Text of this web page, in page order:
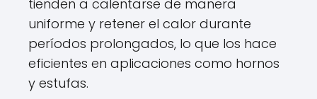
tienden a calentarse de manera
uniforme y retener el calor durante
períodos prolongados, lo que los hace
eficientes en aplicaciones como hornos
y estufas.